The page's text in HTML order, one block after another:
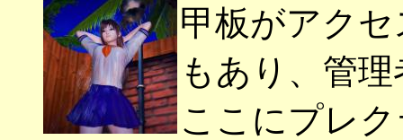
甲板がアク
もあり、管
ここにプレ